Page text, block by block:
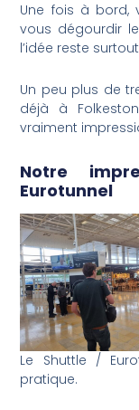
Une fois à bord,
vous dégourdir
l’idée reste
Un peu plus de
déjà à
vraiment
Notre
Eurotunnel
Le Shuttle /
pratique.